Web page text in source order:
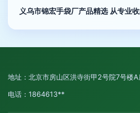
义乌市锦宏手袋厂产品精选 从专业
地址：北京市房山区洪寺街甲2号院7号楼
电话：1864613**